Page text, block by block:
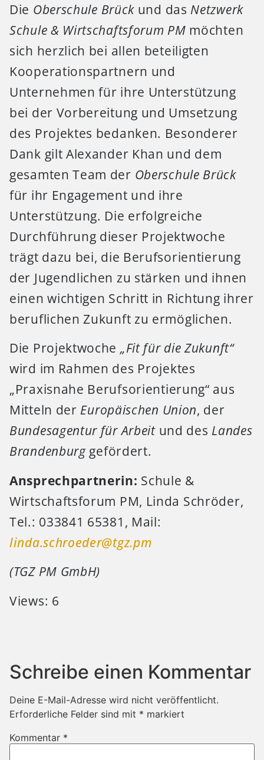
Die Oberschule Brück und das Netzwerk
Schule & Wirtschaftsforum PM möchten
sich herzlich bei allen beteiligten
Kooperationspartnern und
Unternehmen für ihre Unterstützung
bei der Vorbereitung und Umsetzung
des Projektes bedanken. Besonderer
Dank gilt Alexander Khan und dem
gesamten Team der Oberschule Brück
für ihr Engagement und ihre
Unterstützung. Die erfolgreiche
Durchführung dieser Projektwoche
trägt dazu bei, die Berufsorientierung
der Jugendlichen zu stärken und ihnen
einen wichtigen Schritt in Richtung ihrer
beruflichen Zukunft zu ermöglichen.
Die Projektwoche „Fit für die Zukunft“
wird im Rahmen des Projektes
„Praxisnahe Berufsorientierung“ aus
Mitteln der Europäischen Union, der
Bundesagentur für Arbeitund des Landes
Brandenburggefördert.
Ansprechpartnerin: Schule &
Wirtschaftsforum PM, Linda Schröder,
Tel.: 033841 65381, Mail:
linda.schroeder@tgz.pm
(TGZ PM GmbH)
Views: 6
Schreibe einen Kommentar
Deine E-Mail-Adresse wird nicht veröffentlicht.
Erforderliche Felder sind mit * markiert
Kommentar *